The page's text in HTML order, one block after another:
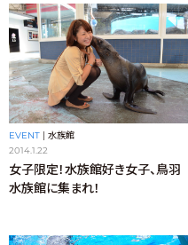
EVENT
水族館
2014.1.22
女子限定！水族館好き女子、鳥羽
水族館に集まれ！